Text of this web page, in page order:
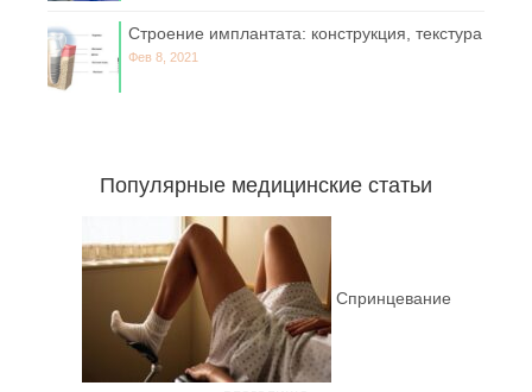
Строение имплантата: конструкция, текстура
Фев 8, 2021
Популярные медицинские статьи
Спринцевание